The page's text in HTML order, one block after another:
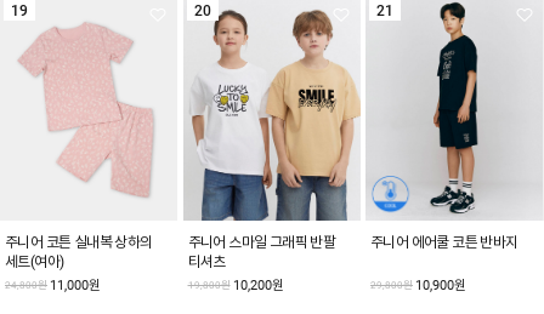
19
주니어 코튼 실내복 상하의
세트(여아)
24,800원 11,000원
20
주니어 스마일 그래픽 반팔
티셔츠
19,800원 10,200원
21
주니어 에어쿨 코튼 반바지
29,800원 10,900원